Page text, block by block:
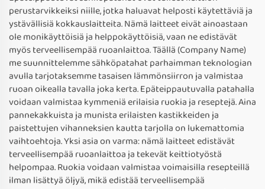
perustarvikkeiksi niille, jotka haluavat helposti käytettäviä ja
ystävällisiä kokkauslaitteita. Nämä laitteet eivät ainoastaan
ole monikäyttöisiä ja helppokäyttöisiä, vaan ne edistävät
myös terveellisempää ruoanlaittoa. Täällä (Company Name)
me suunnittelemme sähköpatahat parhaimman teknologian
avulla tarjotaksemme tasaisen lämmönsiirron ja valmistaa
ruoan oikealla tavalla joka kerta. Epäteippautuvalla patahalla
voidaan valmistaa kymmeniä erilaisia ruokia ja reseptejä. Aina
pannekakkuista ja munista erilaisten kastikkeiden ja
paistettujen vihanneksien kautta tarjolla on lukemattomia
vaihtoehtoja. Yksi asia on varma: nämä laitteet edistävät
terveellisempää ruoanlaittoa ja tekevät keittiotyöstä
helpompaa. Ruokia voidaan valmistaa voimaisilla resepteillä
ilman lisättyä öljyä, mikä edistää terveellisempää